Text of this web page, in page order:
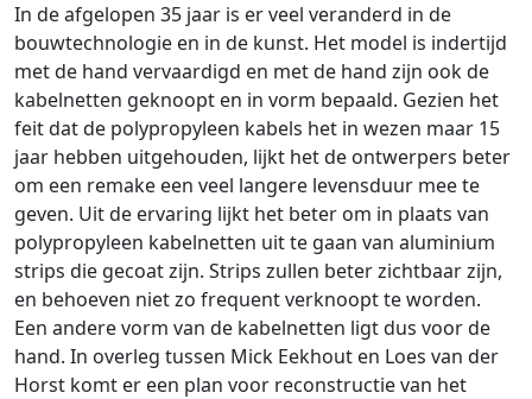
In de afgelopen 35 jaar is er veel veranderd in de
bouwtechnologie en in de kunst. Het model is indertijd
met de hand vervaardigd en met de hand zijn ook de
kabelnetten geknoopt en in vorm bepaald. Gezien het
feit dat de polypropyleen kabels het in wezen maar 15
jaar hebben uitgehouden, lijkt het de ontwerpers beter
om een remake een veel langere levensduur mee te
geven. Uit de ervaring lijkt het beter om in plaats van
polypropyleen kabelnetten uit te gaan van aluminium
strips die gecoat zijn. Strips zullen beter zichtbaar zijn,
en behoeven niet zo frequent verknoopt te worden.
Een andere vorm van de kabelnetten ligt dus voor de
hand. In overleg tussen Mick Eekhout en Loes van der
Horst komt er een plan voor reconstructie van het